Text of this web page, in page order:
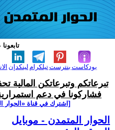
لينكدإن تيلكرامبنترست بودكاست
تبرعاتكم وتبرعاتكن المالية
فشاركونا في دعم
[اشترك في قناة ‫«الحوار
الحوار المتمدن - موبايل